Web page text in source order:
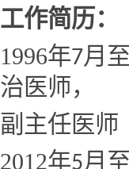
工作简历：
1996年7月
治医师，
副主任医师
2012年5月